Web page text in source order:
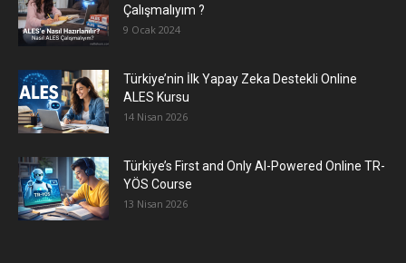
Çalışmalıyım ?
9 Ocak 2024
Türkiye’nin İlk Yapay Zeka Destekli Online
ALES Kursu
14 Nisan 2026
Türkiye’s First and Only AI-Powered Online TR-
YÖS Course
13 Nisan 2026